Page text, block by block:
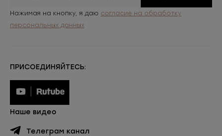
Нажимая на кнопку, я даю согласие на обработку
персональных данных
ПРИСОЕДИНЯЙТЕСЬ:
Наше видео
Телеграм канал